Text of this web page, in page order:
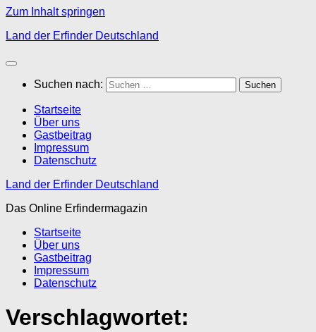
Zum Inhalt springen
Land der Erfinder Deutschland
Suchen nach:
Startseite
Über uns
Gastbeitrag
Impressum
Datenschutz
Land der Erfinder Deutschland
Das Online Erfindermagazin
Startseite
Über uns
Gastbeitrag
Impressum
Datenschutz
Verschlagwortet: